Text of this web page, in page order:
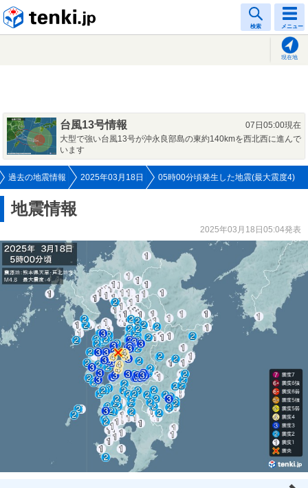
検索 メニュー
現在地
台風13号情報
07日05:00現在
大型で強い台風13号が沖永良部島の東約140kmを西北西に進んで
います
過去の地震情報 2025年03月18日 05時00分頃発生した地震(最大震度4)
地震情報
2025年03月18日05:04発表